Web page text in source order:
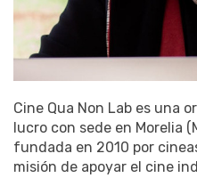
Cine Qua Non Lab es una
lucro con sede en Morelia
fundada en 2010 por
misión de apoyar el cine